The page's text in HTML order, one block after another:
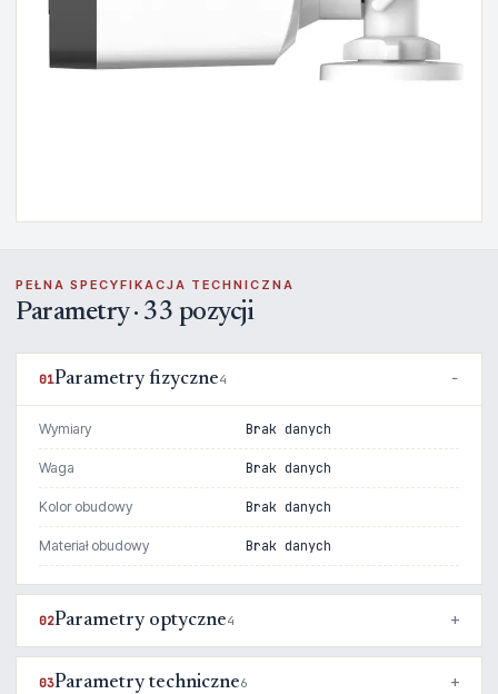
PEŁNA SPECYFIKACJA TECHNICZNA
Parametry · 33 pozycji
01Parametry fizyczne4
Wymiary Brak danych
Waga Brak danych
Kolor obudowy Brak danych
Materiał obudowy Brak danych
02Parametry optyczne4
03Parametry techniczne6